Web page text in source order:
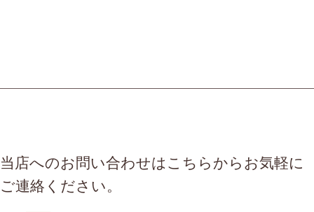
当店へのお問い合わせはこちらからお気軽に
ご連絡ください。